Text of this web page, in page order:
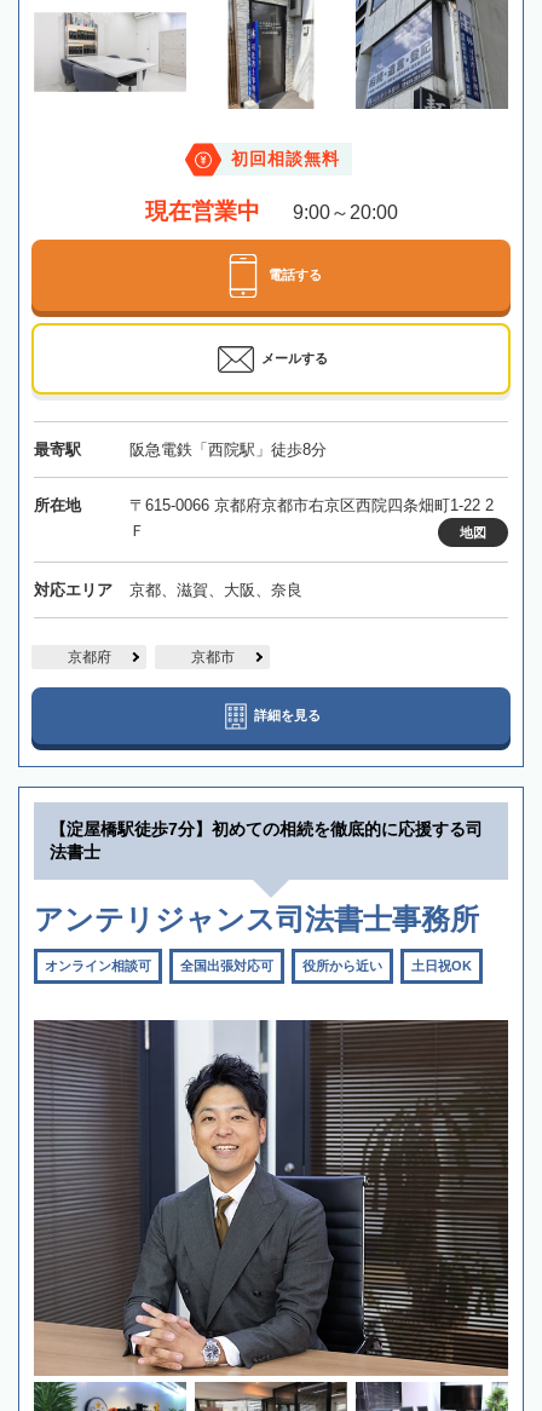
初回相談無料
現在営業中 9:00～20:00
電話する
メールする
最寄駅 阪急電鉄「西院駅」徒歩8分
所在地
〒615-0066 京都府京都市右京区西院四条畑町1-22 2
Ｆ
地図
対応エリア 京都、滋賀、大阪、奈良
京都府 京都市
詳細を見る
【淀屋橋駅徒歩7分】初めての相続を徹底的に応援する司
法書士
アンテリジャンス司法書士事務所
オンライン相談可 全国出張対応可 役所から近い 土日祝OK